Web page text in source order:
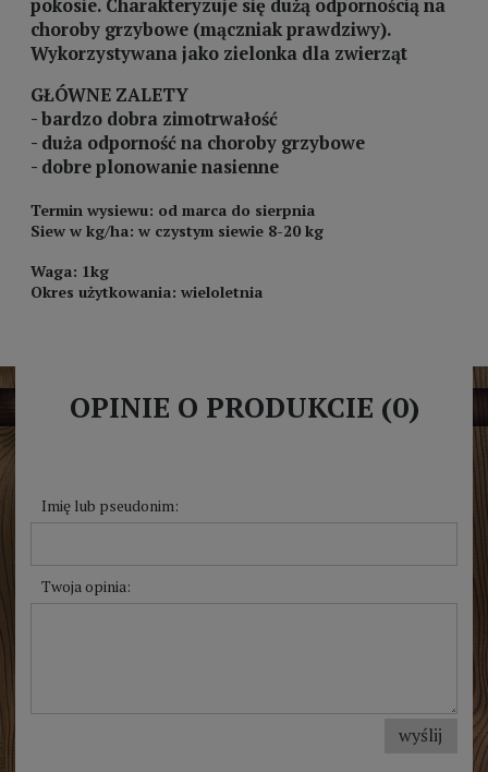
pokosie. Charakteryzuje się dużą odpornością na
choroby grzybowe (mączniak prawdziwy).
Wykorzystywana jako zielonka dla zwierząt
GŁÓWNE ZALETY
- bardzo dobra zimotrwałość
- duża odporność na choroby grzybowe
- dobre plonowanie nasienne
Termin wysiewu: od marca do sierpnia
Siew w kg/ha: w czystym siewie 8-20 kg
Waga: 1kg
Okres użytkowania: wieloletnia
OPINIE O PRODUKCIE (0)
Imię lub pseudonim:
Twoja opinia:
wyślij